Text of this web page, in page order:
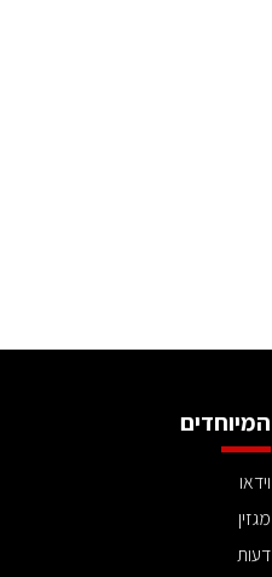
המיוחדים
וידאו
מגזין
דעות